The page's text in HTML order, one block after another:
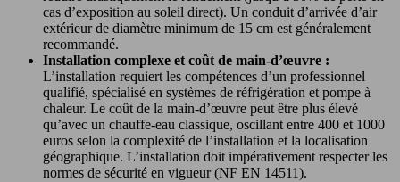
cas d’exposition au soleil direct). Un conduit d’arrivée d’air
extérieur de diamètre minimum de 15 cm est généralement
recommandé.
Installation complexe et coût de main-d’œuvre :
L’installation requiert les compétences d’un professionnel
qualifié, spécialisé en systèmes de réfrigération et pompe à
chaleur. Le coût de la main-d’œuvre peut être plus élevé
qu’avec un chauffe-eau classique, oscillant entre 400 et 1000
euros selon la complexité de l’installation et la localisation
géographique. L’installation doit impérativement respecter les
normes de sécurité en vigueur (NF EN 14511).